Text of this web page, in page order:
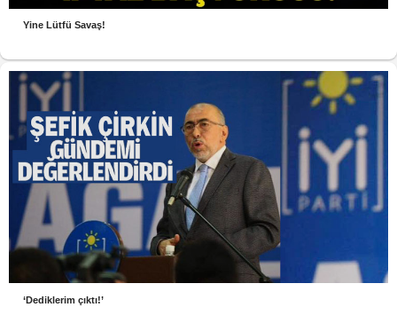
Yine Lütfü Savaş!
‘Dediklerim çıktı!’